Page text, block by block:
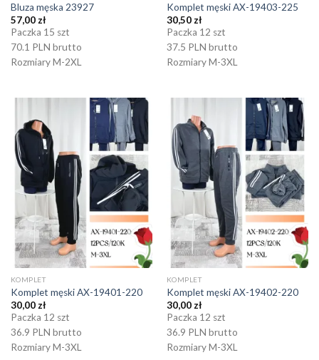
Bluza męska 23927
57,00 zł
Paczka 15 szt
70.1 PLN brutto
Rozmiary M-2XL
Komplet męski AX-19403-225
30,50 zł
Paczka 12 szt
37.5 PLN brutto
Rozmiary M-3XL
KOMPLET
Komplet męski AX-19401-220
30,00 zł
Paczka 12 szt
36.9 PLN brutto
Rozmiary M-3XL
KOMPLET
Komplet męski AX-19402-220
30,00 zł
Paczka 12 szt
36.9 PLN brutto
Rozmiary M-3XL